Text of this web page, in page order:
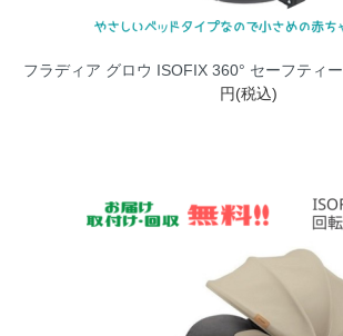
フラディア グロウ ISOFIX 360° セーフティー
円(税込)